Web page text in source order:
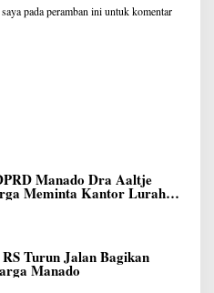
pada peramban ini untuk komentar
Manado Dra Aaltje
Meminta Kantor Lurah
DLH Manado
Turun Jalan Bagikan
Manado